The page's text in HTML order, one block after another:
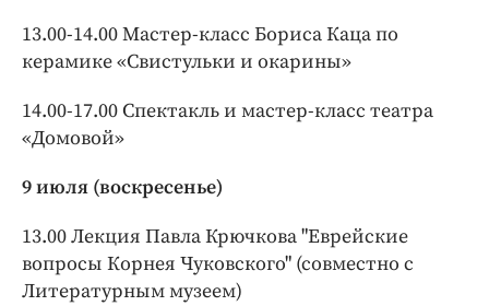
13.00-14.00 Мастер-класс Бориса Каца по
керамике «Свистульки и окарины»
14.00-17.00 Спектакль и мастер-класс театра
«Домовой»
9 июля (воскресенье)
13.00 Лекция Павла Крючкова "Еврейские
вопросы Корнея Чуковского" (совместно с
Литературным музеем)